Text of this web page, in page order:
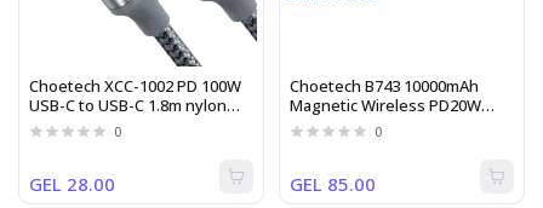
Choetech XCC-1002 PD 100W
USB-C to USB-C 1.8m nylon
Cable
0
GEL 28.00
Choetech B743 10000mAh
Magnetic Wireless PD20W
Power Bank White
0
GEL 85.00